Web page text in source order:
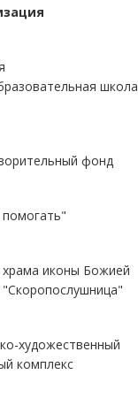
школа
фонд
храма иконы Божией
художественный
комплекс